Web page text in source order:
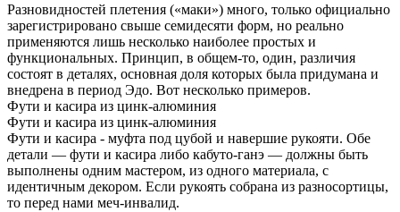
Разновидностей плетения («маки») много, только официально
зарегистрировано свыше семидесяти форм, но реально
применяются лишь несколько наиболее простых и
функциональных. Принцип, в общем-то, один, различия
состоят в деталях, основная доля которых была придумана и
внедрена в период Эдо. Вот несколько примеров.
Фути и касира из цинк-алюминия
Фути и касира из цинк-алюминия
Фути и касира - муфта под цубой и навершие рукояти. Обе
детали — фути и касира либо кабуто-ганэ — должны быть
выполнены одним мастером, из одного материала, с
идентичным декором. Если рукоять собрана из разносортицы,
то перед нами меч-инвалид.